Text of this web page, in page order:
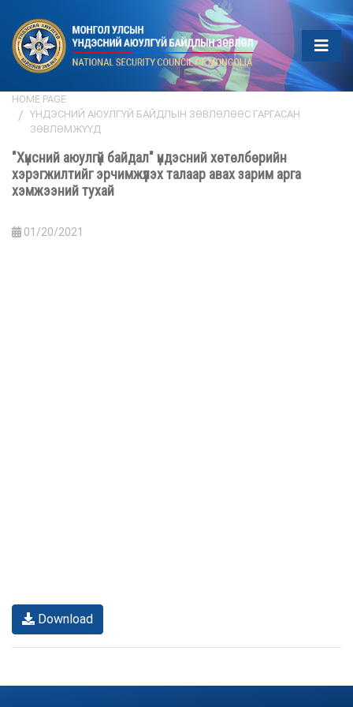
HOME PAGE
ҮНДЭСНИЙ АЮУЛГҮЙ БАЙДЛЫН ЗӨВЛӨЛӨӨС ГАРГАСАН
ЗӨВЛӨМЖҮҮД
"Хүнсний аюулгүй байдал" үндэсний хөтөлбөрийн
хэрэгжилтийг эрчимжүүлэх талаар авах зарим арга
хэмжээний тухай
01/20/2021
Download